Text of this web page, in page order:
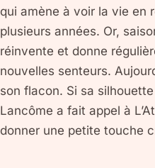
qui amène à voir la vie en
plusieurs années. Or,
réinvente et donne
nouvelles senteurs.
son flacon. Si sa
Lancôme a fait appel à
donner une petite touche